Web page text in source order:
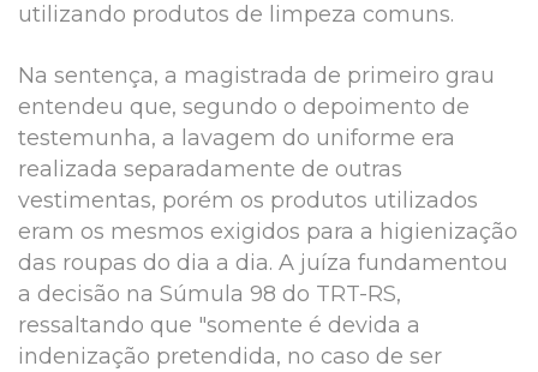
utilizando produtos de limpeza comuns.
Na sentença, a magistrada de primeiro grau
entendeu que, segundo o depoimento de
testemunha, a lavagem do uniforme era
realizada separadamente de outras
vestimentas, porém os produtos utilizados
eram os mesmos exigidos para a higienização
das roupas do dia a dia. A juíza fundamentou
a decisão na Súmula 98 do TRT-RS,
ressaltando que "somente é devida a
indenização pretendida, no caso de ser